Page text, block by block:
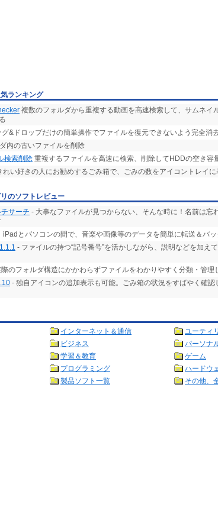
ランキング
複数のフォルダから重複する動画を高速検索して、サムネイ
グ&ドロップだけの簡単操作でファイルを復元できないよう完全消
内の古いファイルを削除
検索削除 重複するファイルを高速に検索、削除してHDDの空き容
れい好きの人にお勧めするごみ箱で、ごみの数をアイコントレイに
のソフトレビュー
サーチ - 大事なファイルが見つからない、そんな時に！名前は忘
iPadとパソコンの間で、音楽や画像等のデータを簡単に転送＆バ
- ファイルの持つ“記号番号”を活かしながら、説明などを加え
のフォルダ構造にかかわらずファイルをわかりやすく分類・管理
- 独自アイコンの追加表示も可能。ごみ箱の状況をすばやく確認
インターネット＆通信
ユーティ
ビジネス
パーソナ
学習＆教育
ゲーム
プログラミング
ハードウ
製品ソフト一覧 その他、